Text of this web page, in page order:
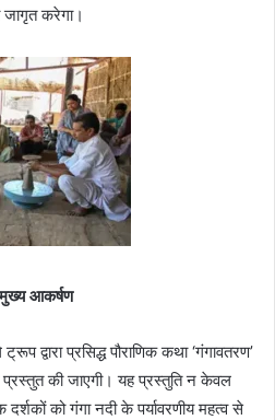
जागृत करेगा।
मुख्य आकर्षण
द्वारा प्रसिद्ध पौराणिक कथा ‘गंगावतरण’
की जाएगी। यह प्रस्तुति न केवल
दर्शकों को गंगा नदी के पर्यावरणीय महत्व से